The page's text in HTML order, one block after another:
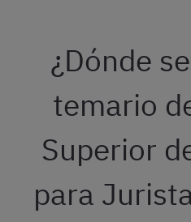
¿Dónde
temario
Superior
para